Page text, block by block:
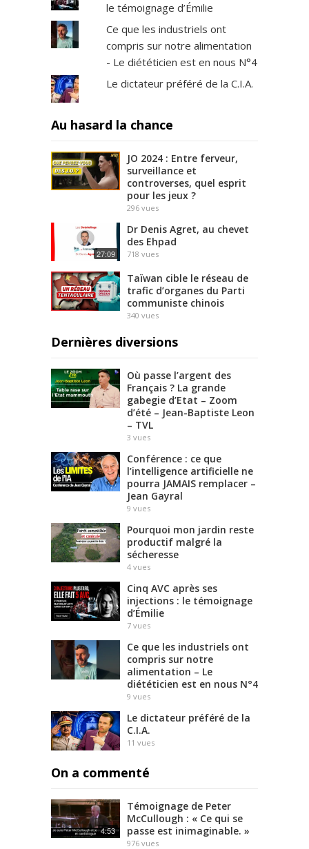
le témoignage d’Émilie
Ce que les industriels ont
compris sur notre alimentation
- Le diététicien est en nous N°4
Le dictateur préféré de la C.I.A.
Au hasard la chance
JO 2024 : Entre ferveur,
surveillance et
controverses, quel esprit
pour les jeux ?
296 vues
27:09
Dr Denis Agret, au chevet
des Ehpad
718 vues
Taïwan cible le réseau de
trafic d’organes du Parti
communiste chinois
340 vues
Dernières diversions
Où passe l’argent des
Français ? La grande
gabegie d’Etat – Zoom
d’été – Jean-Baptiste Leon
– TVL
3 vues
Conférence : ce que
l’intelligence artificielle ne
pourra JAMAIS remplacer –
Jean Gayral
9 vues
Pourquoi mon jardin reste
productif malgré la
sécheresse
4 vues
Cinq AVC après ses
injections : le témoignage
d’Émilie
7 vues
Ce que les industriels ont
compris sur notre
alimentation – Le
diététicien est en nous N°4
9 vues
Le dictateur préféré de la
C.I.A.
11 vues
On a commenté
4:53
Témoignage de Peter
McCullough : « Ce qui se
passe est inimaginable. »
976 vues